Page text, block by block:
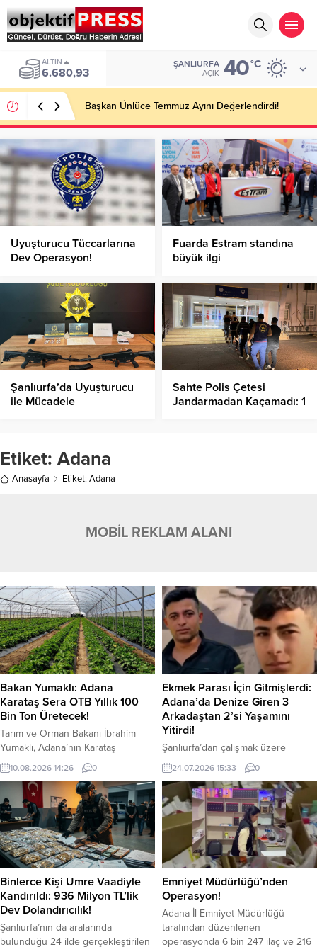
ALTIN
6.680,93
ŞANLIURFA
AÇIK 40°C
Başkan Ünlüce Temmuz Ayını Değerlendirdi!
Uyuşturucu Tüccarlarına
Dev Operasyon!
Fuarda Estram standına
büyük ilgi
Şanlıurfa’da Uyuşturucu
ile Mücadele
Sahte Polis Çetesi
Jandarmadan Kaçamadı: 1
Etiket: Adana
Anasayfa Etiket: Adana
MOBİL REKLAM ALANI
Bakan Yumaklı: Adana
Karataş Sera OTB Yıllık 100
Bin Ton Üretecek!
Tarım ve Orman Bakanı İbrahim
Yumaklı, Adana’nın Karataş
ilçesinde 1,2 milyar liralık yatırımla
hayata geçirilen Sera Organize
Tarım Bölgesi’nin (OTB) yıllık 100
bin ton üretim kapasitesine sahip
olacağını açıkladı. Bakan Yumaklı,
tarıma elverişsiz alanların yüksek
teknoloji kullanılarak üretim
merkezlerine dönüştürüldüğünü
belirtti. Karataş Sera Organize
Tarım Bölgesi’nde modern
topraksız tarım uygulamalarının...
10.08.2026 14:26 0
Ekmek Parası İçin Gitmişlerdi:
Adana’da Denize Giren 3
Arkadaştan 2’si Yaşamını
Yitirdi!
Şanlıurfa’dan çalışmak üzere
Adana’ya giden üç genç mevsimlik
tarım işçisi, serinlemek için
girdikleri denizde dalgalara kapıldı.
Faciayla sonuçlanan olayda 2 genç
yaşamını yitirirken, 1 gencin ise
hastanedeki kritik tedavisi sürüyor.
Üzücü olay, Adana’nın Karataş
ilçesinde bulunan Bahçe Halk
Plajı’nda meydana geldi. Edinilen
bilgilere göre, tarladaki mesailerinin
ardından serinlemek amacıyla
denize...
24.07.2026 15:33 0
Binlerce Kişi Umre Vaadiyle
Kandırıldı: 936 Milyon TL’lik
Dev Dolandırıcılık!
Şanlıurfa’nın da aralarında
bulunduğu 24 ilde gerçekleştirilen
Emniyet Müdürlüğü’nden
Operasyon!
Adana İl Emniyet Müdürlüğü
tarafından düzenlenen
operasyonda 6 bin 247 ilaç ve 216